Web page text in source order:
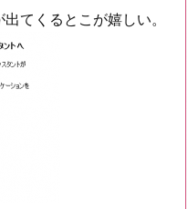
てくるとこが嬉しい。